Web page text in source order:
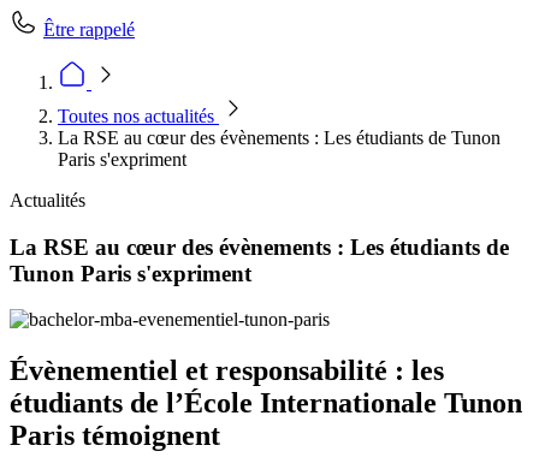
Être rappelé
Toutes nos actualités
La RSE au cœur des évènements : Les étudiants de Tunon
Paris s'expriment
Actualités
La RSE au cœur des évènements : Les étudiants de
Tunon Paris s'expriment
Évènementiel et responsabilité : les
étudiants de l’École Internationale Tunon
Paris témoignent